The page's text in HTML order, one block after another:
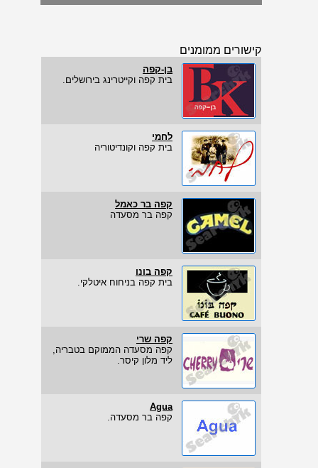
קישורים ממומנים
בן-קפה
בית קפה וקייטרינג בירושלים.
לחמי
בית קפה וקונדיטוריה
קפה בר כאמל
קפה בר מסעדה
קפה בונו
בית קפה בניחוח איטלקי.
קפה שרי
קפה מסעדה הממוקם בטבריה,
ליד מלון קיסר.
Agua
קפה בר מסעדה.